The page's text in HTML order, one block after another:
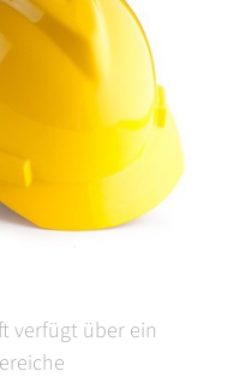
verfügt über ein